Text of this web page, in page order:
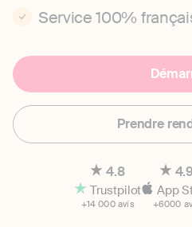
Service 100%
Prendre
4.8
Trustpilot
+14 000 avis
App
+6000